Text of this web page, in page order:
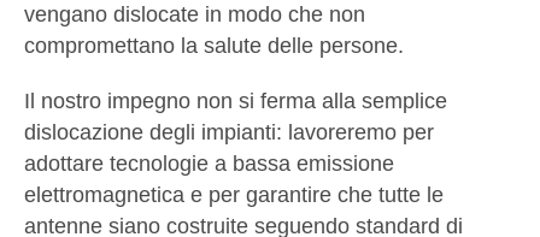
vengano dislocate in modo che non
compromettano la salute delle persone.
Il nostro impegno non si ferma alla semplice
dislocazione degli impianti: lavoreremo per
adottare tecnologie a bassa emissione
elettromagnetica e per garantire che tutte le
antenne siano costruite seguendo standard di